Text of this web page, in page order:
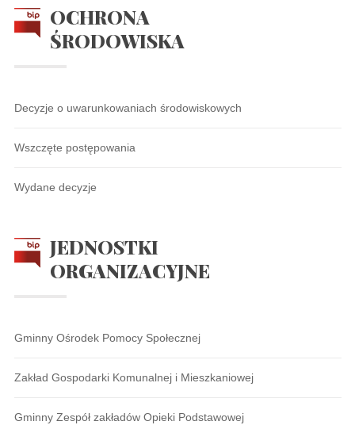
OCHRONA
ŚRODOWISKA
Decyzje o uwarunkowaniach środowiskowych
Wszczęte postępowania
Wydane decyzje
JEDNOSTKI
ORGANIZACYJNE
Gminny Ośrodek Pomocy Społecznej
Zakład Gospodarki Komunalnej i Mieszkaniowej
Gminny Zespół zakładów Opieki Podstawowej